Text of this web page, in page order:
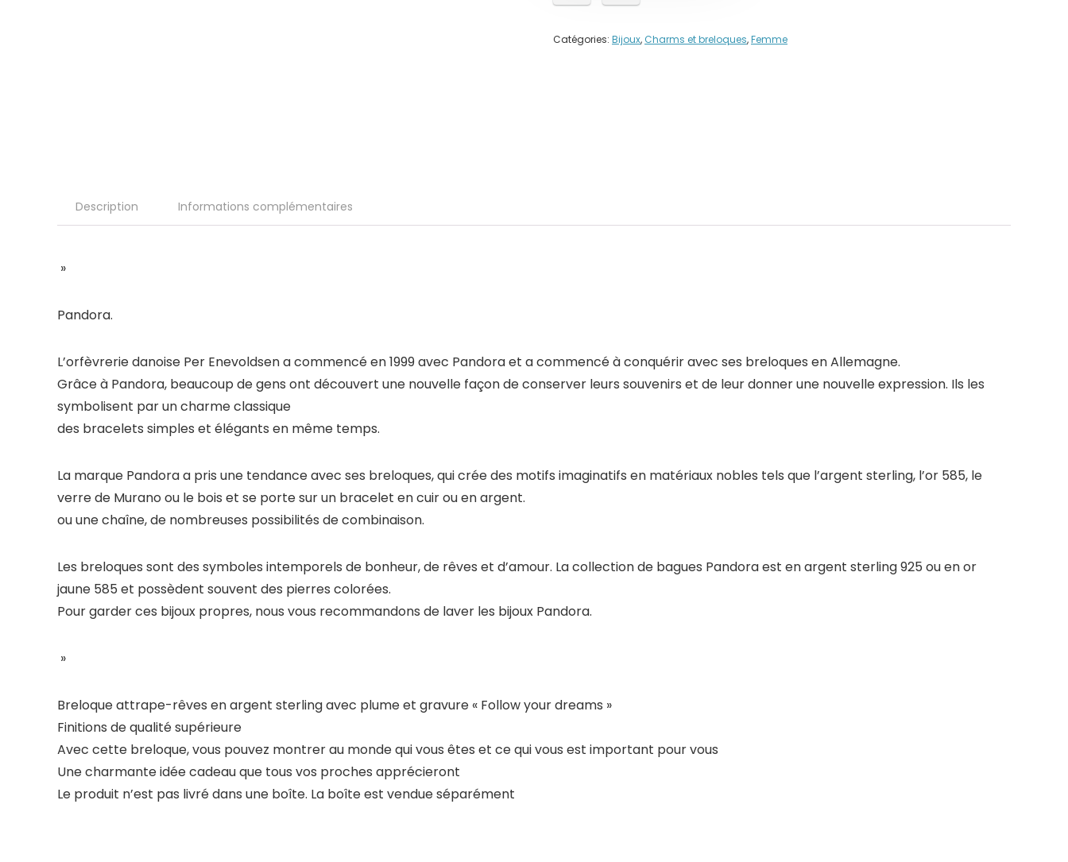
Catégories: Bijoux, Charms et breloques,Femme
Description Informations complémentaires
»
Pandora.
L’orfèvrerie danoise Per Enevoldsen a commencé en 1999 avec Pandora et a commencé à conquérir avec ses breloques en Allemagne.
Grâce à Pandora, beaucoup de gens ont découvert une nouvelle façon de conserver leurs souvenirs et de leur donner une nouvelle expression. Ils les
symbolisent par un charme classique
des bracelets simples et élégants en même temps.
La marque Pandora a pris une tendance avec ses breloques, qui crée des motifs imaginatifs en matériaux nobles tels que l’argent sterling, l’or 585, le
verre de Murano ou le bois et se porte sur un bracelet en cuir ou en argent.
ou une chaîne, de nombreuses possibilités de combinaison.
Les breloques sont des symboles intemporels de bonheur, de rêves et d’amour. La collection de bagues Pandora est en argent sterling 925 ou en or
jaune 585 et possèdent souvent des pierres colorées.
Pour garder ces bijoux propres, nous vous recommandons de laver les bijoux Pandora.
»
Breloque attrape-rêves en argent sterling avec plume et gravure « Follow your dreams »
Finitions de qualité supérieure
Avec cette breloque, vous pouvez montrer au monde qui vous êtes et ce qui vous est important pour vous
Une charmante idée cadeau que tous vos proches apprécieront
Le produit n’est pas livré dans une boîte. La boîte est vendue séparément